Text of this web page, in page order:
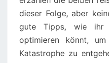
dieser Folge, aber
gute Tipps, wie ihr
optimieren könnt,
Katastrophe zu